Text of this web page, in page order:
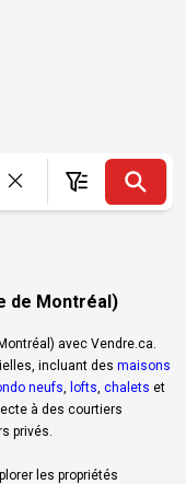
de Montréal)
avec Vendre.ca.
incluant des maisons
neufs lofts chalets et
à des courtiers
privés.
les propriétés